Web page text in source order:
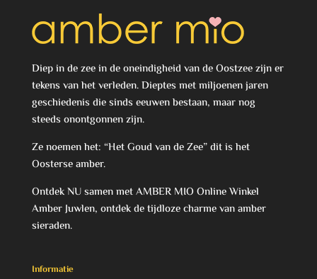
Diep in de zee in de oneindigheid van de Oostzee zijn er
tekens van het verleden. Dieptes met miljoenen jaren
geschiedenis die sinds eeuwen bestaan, maar nog
steeds onontgonnen zijn.
Ze noemen het: “Het Goud van de Zee” dit is het
Oosterse amber.
Ontdek NU samen met AMBER MIO Online Winkel
Amber Juwlen, ontdek de tijdloze charme van amber
sieraden.
Informatie